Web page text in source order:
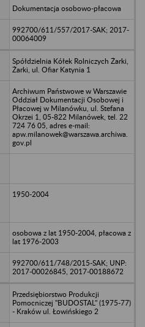
Dokumentacja osobowo-płacowa
992700/611/557/2017-SAK; 2017-
00064009
Spółdzielnia Kółek Rolniczych Żarki,
Żarki, ul. Ofiar Katynia 1
Archiwum Państwowe w Warszawie
Oddział Dokumentacji Osobowej i
Płacowej w Milanówku, ul. Stefana
Okrzei 1, 05-822 Milanówek, tel. 22
724 76 05, adres e-mail:
apw.milanowek@warszawa.archiwa.
gov.pl
1950-2004
osobowa z lat 1950-2004, płacowa z
lat 1976-2003
992700/611/748/2015-SAK; UNP:
2017-00026845, 2017-00188672
Przedsiębiorstwo Produkcji
Pomocniczej "BUDOSTAL" (1975-77)
- Kraków ul. Łowińskiego 2